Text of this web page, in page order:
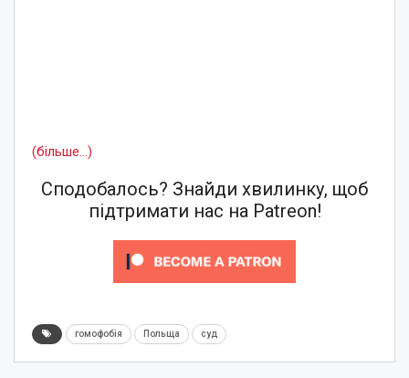
(більше…)
Сподобалось? Знайди хвилинку, щоб
підтримати нас на Patreon!
гомофобія Польща суд